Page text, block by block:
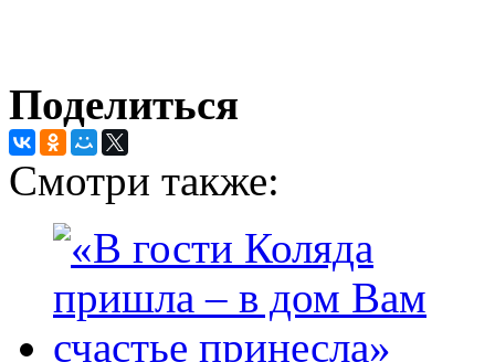
Поделиться
Смотри также: